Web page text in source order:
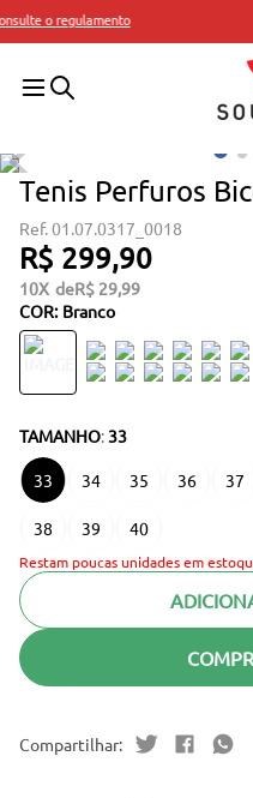
PAGUE NO PIX E
Tenis Perfuros
01.07.0317_0018
R$ 299,90
10 R$ 29,99
COR: Branco
TAMANHO: 33
33 34 35 36 37
38 39 40
Restam poucas unidades em